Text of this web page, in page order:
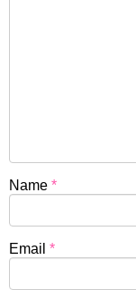
Name *
Email *